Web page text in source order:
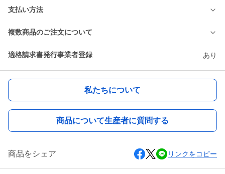
支払い方法
複数商品のご注文について
適格請求書発行事業者登録 あり
私たちについて
商品について生産者に質問する
商品をシェア リンクをコピー